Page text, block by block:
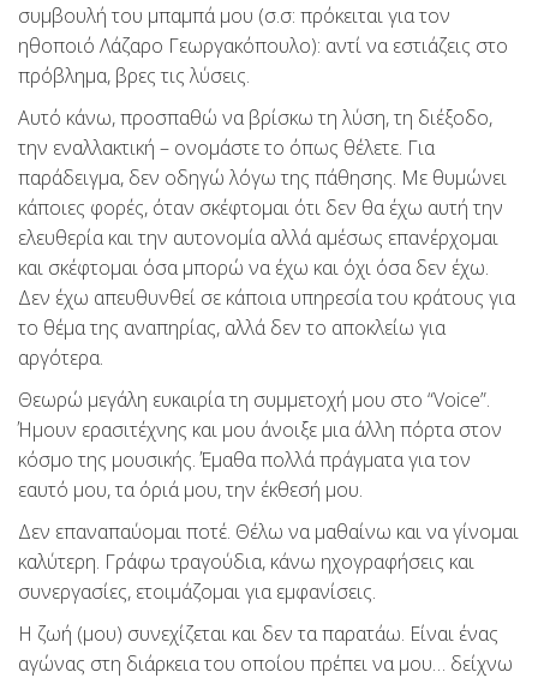
συμβουλή του μπαμπά μου (σ.σ: πρόκειται για τον
ηθοποιό Λάζαρο Γεωργακόπουλο): αντί να εστιάζεις στο
πρόβλημα, βρες τις λύσεις.
Αυτό κάνω, προσπαθώ να βρίσκω τη λύση, τη διέξοδο,
την εναλλακτική – ονομάστε το όπως θέλετε. Για
παράδειγμα, δεν οδηγώ λόγω της πάθησης. Με θυμώνει
κάποιες φορές, όταν σκέφτομαι ότι δεν θα έχω αυτή την
ελευθερία και την αυτονομία αλλά αμέσως επανέρχομαι
και σκέφτομαι όσα μπορώ να έχω και όχι όσα δεν έχω.
Δεν έχω απευθυνθεί σε κάποια υπηρεσία του κράτους για
το θέμα της αναπηρίας, αλλά δεν το αποκλείω για
αργότερα.
Θεωρώ μεγάλη ευκαιρία τη συμμετοχή μου στο “Voice”.
Ήμουν ερασιτέχνης και μου άνοιξε μια άλλη πόρτα στον
κόσμο της μουσικής. Έμαθα πολλά πράγματα για τον
εαυτό μου, τα όριά μου, την έκθεσή μου.
Δεν επαναπαύομαι ποτέ. Θέλω να μαθαίνω και να γίνομαι
καλύτερη. Γράφω τραγούδια, κάνω ηχογραφήσεις και
συνεργασίες, ετοιμάζομαι για εμφανίσεις.
Η ζωή (μου) συνεχίζεται και δεν τα παρατάω. Είναι ένας
αγώνας στη διάρκεια του οποίου πρέπει να μου… δείχνω